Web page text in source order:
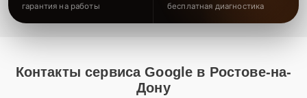
гарантия на работы бесплатная диагностика
Контакты сервиса Google в Ростове-на-
Дону